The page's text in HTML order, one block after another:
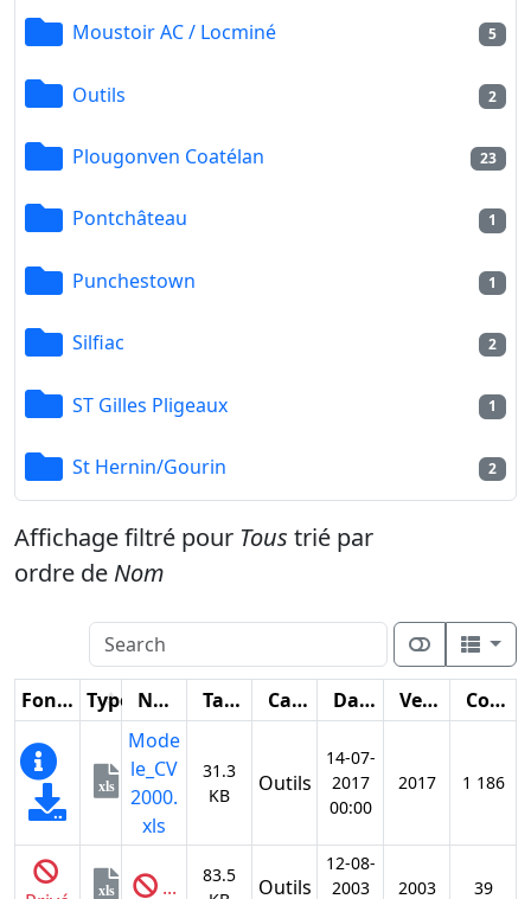
Moustoir AC / Locminé 5
Outils 2
Plougonven Coatélan 23
Pontchâteau 1
Punchestown 1
Silfiac 2
ST Gilles Pligeaux 1
St Hernin/Gourin 2
Affichage filtré pour Tous trié par
ordre de Nom
Fonctions Type Nom Taille Catégorie Date Version Compteur
xls
Mode
le_CV
2000.
xls
31.3
KB
Outils
14-07-
2017
00:00
2017 1 186
xls ...
83.5
Outils
12-08-
2003
2003 39